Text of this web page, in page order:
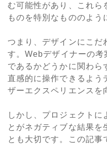
む可能性があり、これら
ものを特別なもののよう
つまり、デザインにこだ
す。Webデザイナーの
であるかどうかに関わら
直感的に操作できるよう
ザーエクスペリエンスを
しかし、プロジェクトに
とがネガティブな結果を
とも大切です。この記事